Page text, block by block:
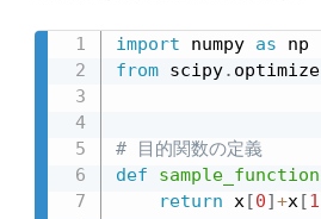
import numpy as
from scipy. optimize
# 目的関数の定義
def
sample_function
return x[0]+x[1